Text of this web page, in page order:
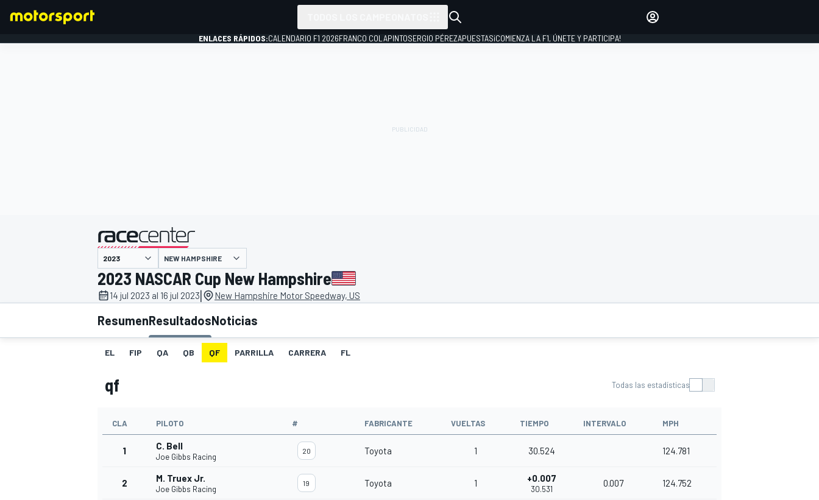
INDYCAR
INICIAR SESIÓN
ENLACES RÁPIDOS:CALENDARIO F1 2026FRANCO COLAPINTOSERGIO PÉREZAPUESTAS¡COMIENZA LA F1, ÚNETE Y PARTICIPA!
presentado por
NEW HAMPSHIRE
2023 NASCAR Cup New Hampshire
14 jul 2023 al 16 jul 2023| New Hampshire Motor Speedway, US
ResumenResultadosNoticias
EL FIP QA QB QF PARRILLA CARRERA FL
qf Todas las estadísticas
CLA PILOTO # FABRICANTE VUELTAS TIEMPO INTERVALO MPH
1 C. Bell
Joe Gibbs Racing
20 Toyota 1 30.524 124.781
2 M. Truex Jr.
Joe Gibbs Racing
19 Toyota 1 +0.007
30.531
0.007 124.752